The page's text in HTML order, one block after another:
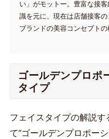
い」がモットー。豊富な接
識を元に、現在は店舗接客
ブランドの美容コンセプトの
ゴールデンプロポ
タイプ
フェイスタイプの解説
て“ゴールデンプロポー